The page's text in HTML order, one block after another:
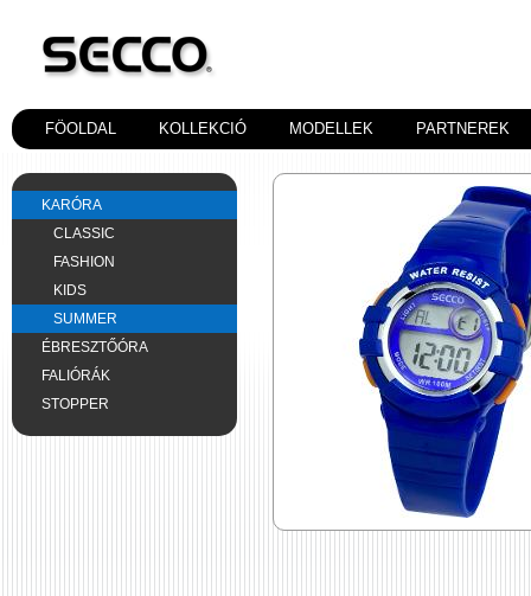
FÖOLDAL KOLLEKCIÓ MODELLEK PARTNEREK
KARÓRA
CLASSIC
FASHION
KIDS
SUMMER
ÉBRESZTŐÓRA
FALIÓRÁK
STOPPER